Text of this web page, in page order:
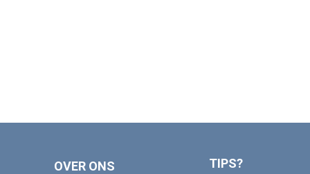
OVER ONS TIPS?